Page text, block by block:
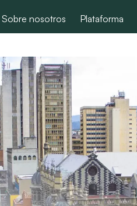
Sobre nosotros Plataforma